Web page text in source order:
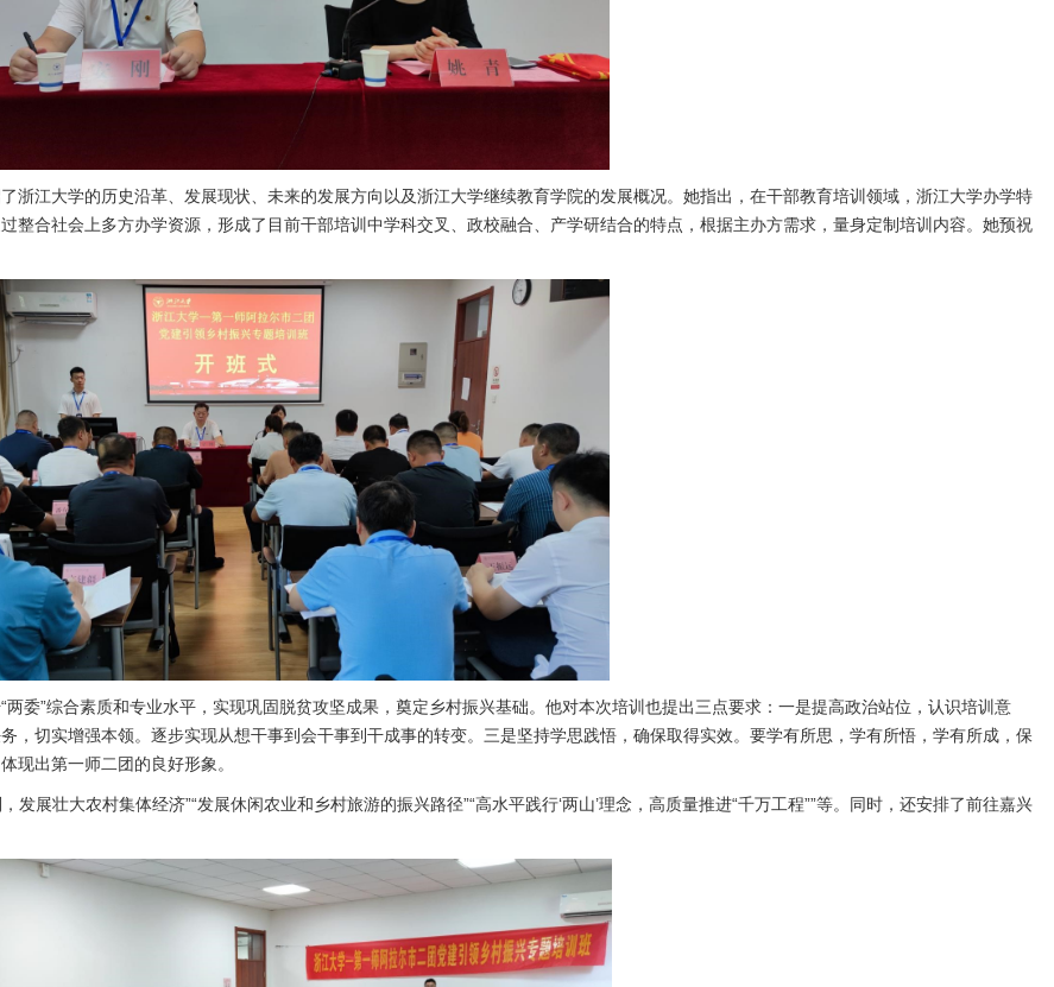
浙江大学的历史沿革、发展现状、未来的发展方向以及浙江大学继续教育学院的发展概况。她指出，在干部教育培训领域，浙江大学办学特
整合社会上多方办学资源，形成了目前干部培训中学科交叉、政校融合、产学研结合的特点，根据主办方需求，量身定制培训内容。她预祝
委”综合素质和专业水平，实现巩固脱贫攻坚成果，奠定乡村振兴基础。他对本次培训也提出三点要求：一是提高政治站位，认识培训意
，切实增强本领。逐步实现从想干事到会干事到干成事的转变。三是坚持学思践悟，确保取得实效。要学有所思，学有所悟，学有所成，保
现出第一师二团的良好形象。
展壮大农村集体经济”“发展休闲农业和乡村旅游的振兴路径”“高水平践行‘两山’理念，高质量推进“千万工程””等。同时，还安排了前往嘉兴